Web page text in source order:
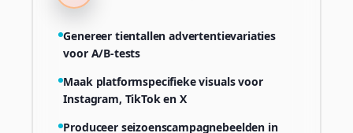
Genereer tientallen advertentievariaties
voor A/B-tests
Maak platformspecifieke visuals voor
Instagram, TikTok en X
Produceer seizoenscampagnebeelden in